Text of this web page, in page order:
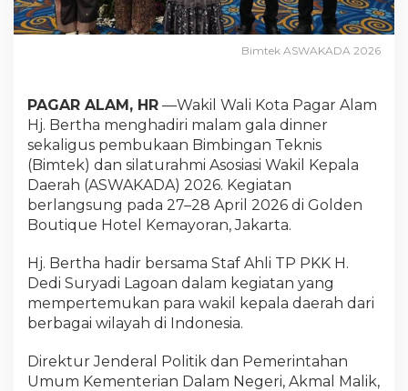
Bimtek ASWAKADA 2026
PAGAR ALAM, HR —Wakil Wali Kota Pagar Alam
Hj. Bertha menghadiri malam gala dinner
sekaligus pembukaan Bimbingan Teknis
(Bimtek) dan silaturahmi Asosiasi Wakil Kepala
Daerah (ASWAKADA) 2026. Kegiatan
berlangsung pada 27–28 April 2026 di Golden
Boutique Hotel Kemayoran, Jakarta.
Hj. Bertha hadir bersama Staf Ahli TP PKK H.
Dedi Suryadi Lagoan dalam kegiatan yang
mempertemukan para wakil kepala daerah dari
berbagai wilayah di Indonesia.
Direktur Jenderal Politik dan Pemerintahan
Umum Kementerian Dalam Negeri, Akmal Malik,